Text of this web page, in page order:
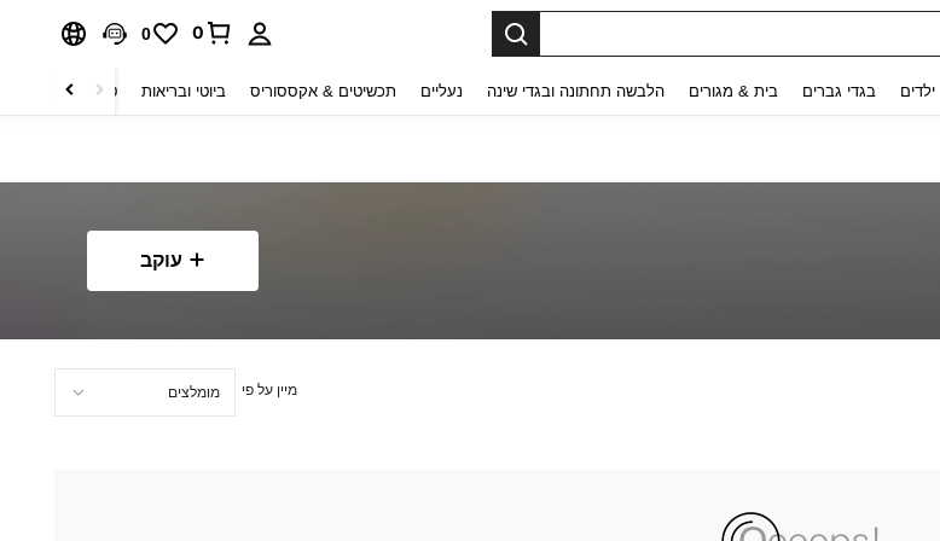
0
0
ילדים בגדי גברים בית & מגורים הלבשה תחתונה ובגדי שינה נעליים תכשיטים & אקססוריס ביוטי ובריאות טקסטיל לבית
עוקב
מיין על פי